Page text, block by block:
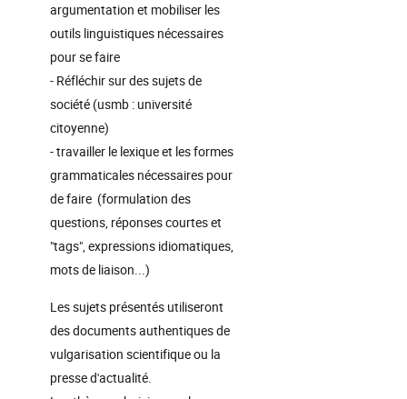
argumentation et mobiliser les
outils linguistiques nécessaires
pour se faire
- Réfléchir sur des sujets de
société (usmb : université
citoyenne)
- travailler le lexique et les formes
grammaticales nécessaires pour
de faire (formulation des
questions, réponses courtes et
"tags", expressions idiomatiques,
mots de liaison...)
Les sujets présentés utiliseront
des documents authentiques de
vulgarisation scientifique ou la
presse d'actualité.